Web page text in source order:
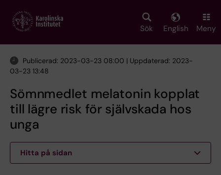
main
Sök English Meny
Publicerad: 2023-03-23 08:00 | Uppdaterad: 2023-
03-23 13:48
Sömnmedlet melatonin kopplat
till lägre risk för självskada hos
unga
Hitta på sidan